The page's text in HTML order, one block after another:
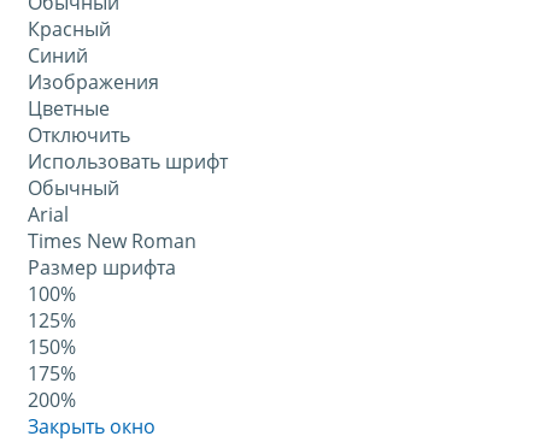
Красный
Синий
Изображения
Цветные
Отключить
Использовать шрифт
Обычный
Arial
Times New Roman
Размер шрифта
100%
125%
150%
175%
200%
Закрыть окно